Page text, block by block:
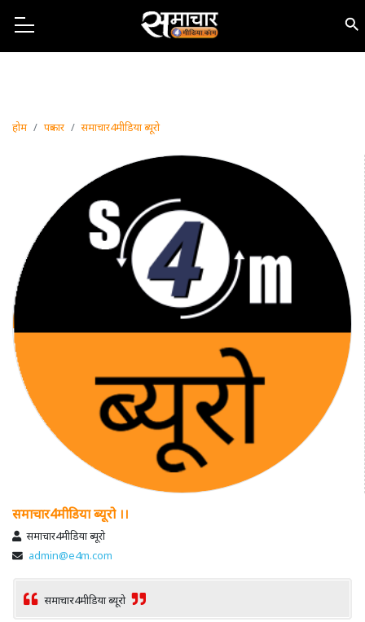
होम पत्रकार समाचार4मीडिया ब्यूरो
समाचार4मीडिया ब्यूरो ।।
समाचार4मीडिया ब्यूरो
admin@e4m.com
समाचार4मीडिया ब्यूरो